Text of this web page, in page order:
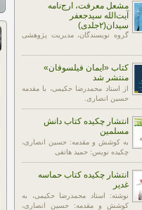
مشعل معرفت، ارج‌نامه
آیت‌الله سیدجعفر
سیدان(۲جلدی)
گروه نویسندگان، مدیریت پژوهشی
کتاب «ایمان فیلسوفان»
منتشر شد
از استاد محمدرضا حکیمی، با مقدمه
حسین انصاری.
انتشار چکیده کتاب دانش
مسلمین
به کوشش و مقدمه: حسین انصاری،
چکیده نویس: حمید هاتفی
انتشار چکیده کتاب حماسه
غدیر
نوشته: استاد محمدرضا حکیمی، به
کوشش و مقدمه: حسین انصاری،